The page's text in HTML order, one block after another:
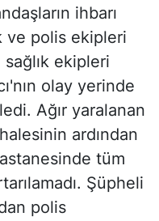
ihbarı
ve polis ekipleri
ekipleri
olay yerinde
Ağır yaralanan
ardından
tüm
Şüpheli
polis